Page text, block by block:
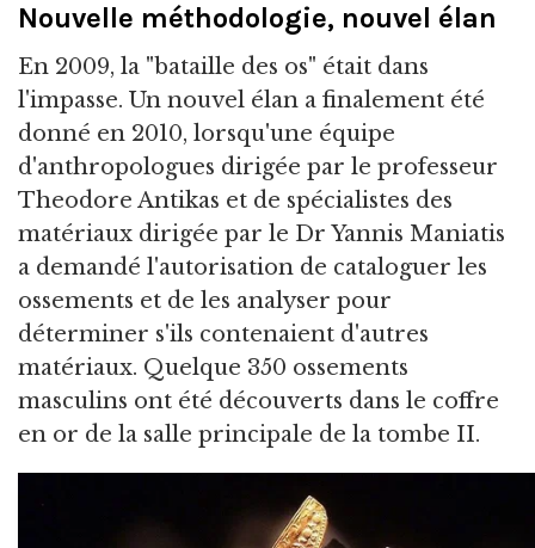
Nouvelle méthodologie, nouvel élan
En 2009, la "bataille des os" était dans
l'impasse. Un nouvel élan a finalement été
donné en 2010, lorsqu'une équipe
d'anthropologues dirigée par le professeur
Theodore Antikas et de spécialistes des
matériaux dirigée par le Dr Yannis Maniatis
a demandé l'autorisation de cataloguer les
ossements et de les analyser pour
déterminer s'ils contenaient d'autres
matériaux. Quelque 350 ossements
masculins ont été découverts dans le coffre
en or de la salle principale de la tombe II.